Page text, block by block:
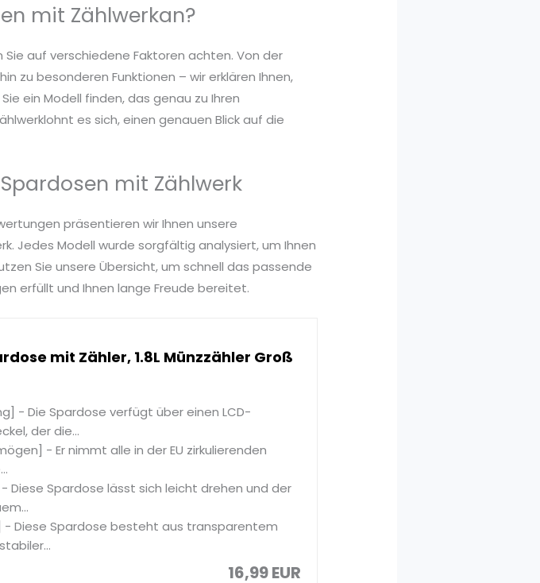
mit Zählwerkan?
auf verschiedene Faktoren achten. Von der
zu besonderen Funktionen – wir erklären Ihnen,
ein Modell finden, das genau zu Ihren
es sich, einen genauen Blick auf die
mit Zählwerk
präsentieren wir Ihnen unsere
Jedes Modell wurde sorgfältig analysiert, um Ihnen
Sie unsere Übersicht, um schnell das passende
erfüllt und Ihnen lange Freude bereitet.
mit Zähler, 1.8L Münzzähler Groß
- Die Spardose verfügt über einen LCD-
der die...
- Er nimmt alle in der EU zirkulierenden
Diese Spardose lässt sich leicht drehen und der
- Diese Spardose besteht aus transparentem
16,99 EUR